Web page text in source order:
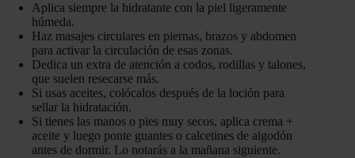
Aplica siempre la hidratante con la piel ligeramente
húmeda.
Haz masajes circulares en piernas, brazos y abdomen
para activar la circulación de esas zonas.
Dedica un extra de atención a codos, rodillas y talones,
que suelen resecarse más.
Si usas aceites, colócalos después de la loción para
sellar la hidratación.
Si tienes las manos o pies muy secos, aplica crema +
aceite y luego ponte guantes o calcetines de algodón
antes de dormir. Lo notarás a la mañana siguiente.